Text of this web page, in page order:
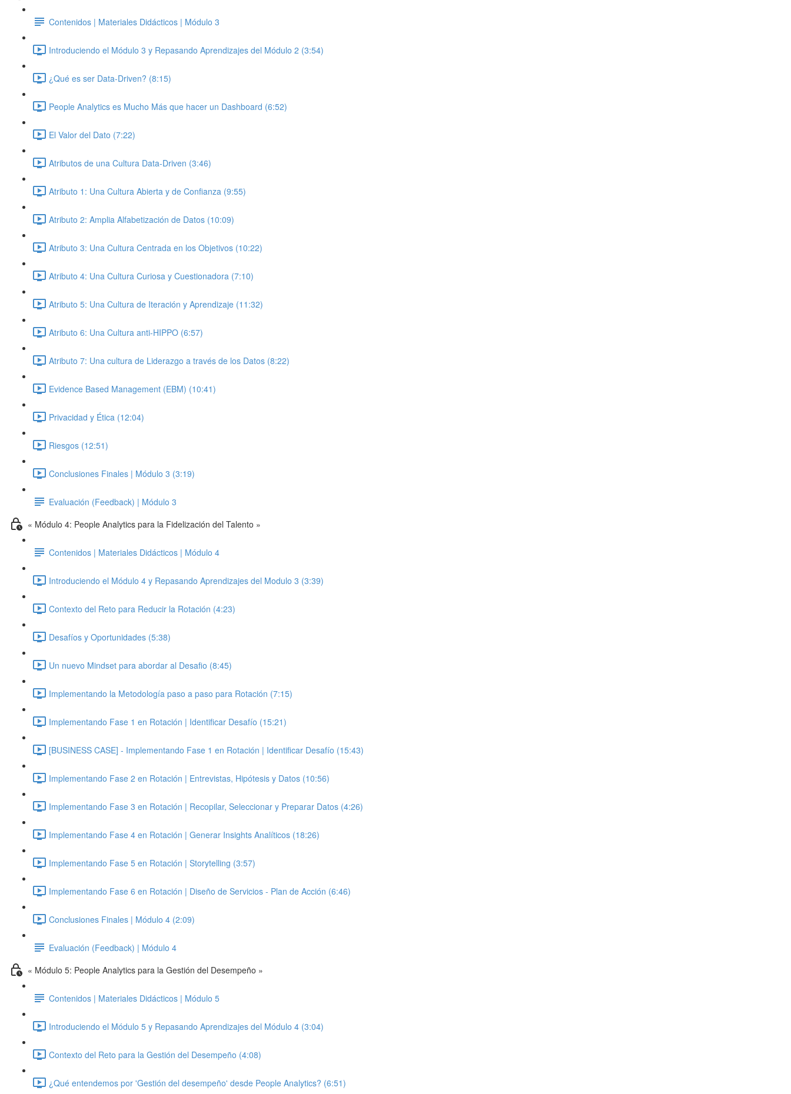
Contenidos | Materiales Didácticos | Módulo 3
Introduciendo el Módulo 3 y Repasando Aprendizajes del Módulo 2 (3:54)
¿Qué es ser Data-Driven? (8:15)
People Analytics es Mucho Más que hacer un Dashboard (6:52)
El Valor del Dato (7:22)
Atributos de una Cultura Data-Driven (3:46)
Atributo 1: Una Cultura Abierta y de Confianza (9:55)
Atributo 2: Amplia Alfabetización de Datos (10:09)
Atributo 3: Una Cultura Centrada en los Objetivos (10:22)
Atributo 4: Una Cultura Curiosa y Cuestionadora (7:10)
Atributo 5: Una Cultura de Iteración y Aprendizaje (11:32)
Atributo 6: Una Cultura anti-HIPPO (6:57)
Atributo 7: Una cultura de Liderazgo a través de los Datos (8:22)
Evidence Based Management (EBM) (10:41)
Privacidad y Ética (12:04)
Riesgos (12:51)
Conclusiones Finales | Módulo 3 (3:19)
Evaluación (Feedback) | Módulo 3
« Módulo 4: People Analytics para la Fidelización del Talento »
Contenidos | Materiales Didácticos | Módulo 4
Introduciendo el Módulo 4 y Repasando Aprendizajes del Modulo 3 (3:39)
Contexto del Reto para Reducir la Rotación (4:23)
Desafíos y Oportunidades (5:38)
Un nuevo Mindset para abordar al Desafio (8:45)
Implementando la Metodología paso a paso para Rotación (7:15)
Implementando Fase 1 en Rotación | Identificar Desafío (15:21)
[BUSINESS CASE] - Implementando Fase 1 en Rotación | Identificar Desafío (15:43)
Implementando Fase 2 en Rotación | Entrevistas, Hipótesis y Datos (10:56)
Implementando Fase 3 en Rotación | Recopilar, Seleccionar y Preparar Datos (4:26)
Implementando Fase 4 en Rotación | Generar Insights Analíticos (18:26)
Implementando Fase 5 en Rotación | Storytelling (3:57)
Implementando Fase 6 en Rotación | Diseño de Servicios - Plan de Acción (6:46)
Conclusiones Finales | Módulo 4 (2:09)
Evaluación (Feedback) | Módulo 4
« Módulo 5: People Analytics para la Gestión del Desempeño »
Contenidos | Materiales Didácticos | Módulo 5
Introduciendo el Módulo 5 y Repasando Aprendizajes del Módulo 4 (3:04)
Contexto del Reto para la Gestión del Desempeño (4:08)
¿Qué entendemos por 'Gestión del desempeño' desde People Analytics? (6:51)